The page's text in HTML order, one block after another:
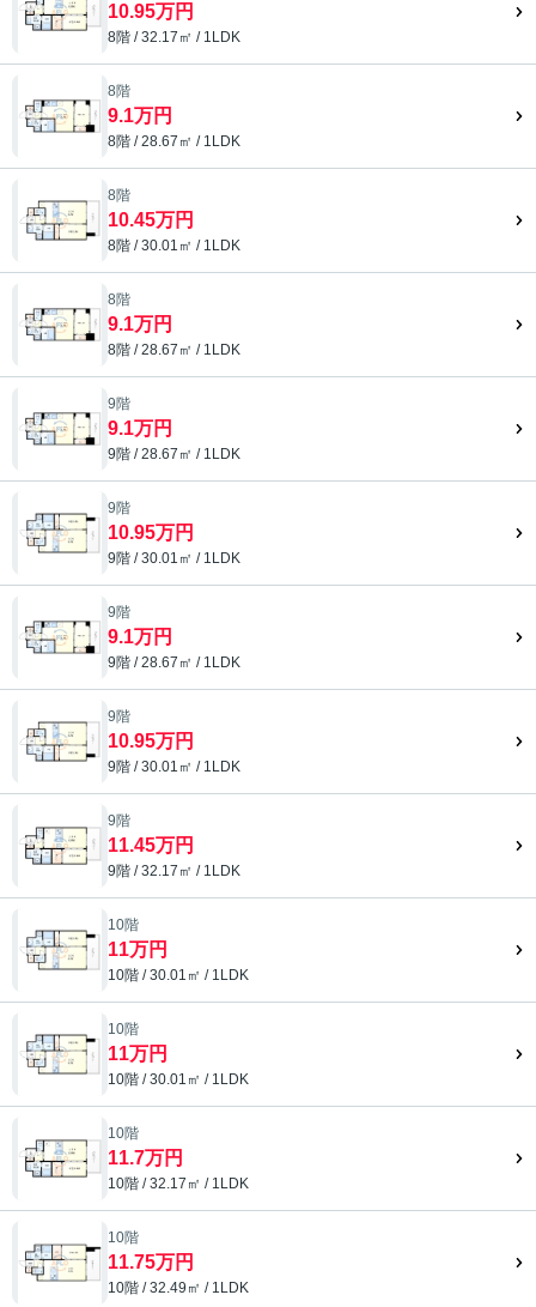
10.95万円
8階 / 32.17㎡ / 1LDK
8階
9.1万円
8階 / 28.67㎡ / 1LDK
8階
10.45万円
8階 / 30.01㎡ / 1LDK
8階
9.1万円
8階 / 28.67㎡ / 1LDK
9階
9.1万円
9階 / 28.67㎡ / 1LDK
9階
10.95万円
9階 / 30.01㎡ / 1LDK
9階
9.1万円
9階 / 28.67㎡ / 1LDK
9階
10.95万円
9階 / 30.01㎡ / 1LDK
9階
11.45万円
9階 / 32.17㎡ / 1LDK
10階
11万円
10階 / 30.01㎡ / 1LDK
10階
11万円
10階 / 30.01㎡ / 1LDK
10階
11.7万円
10階 / 32.17㎡ / 1LDK
10階
11.75万円
10階 / 32.49㎡ / 1LDK